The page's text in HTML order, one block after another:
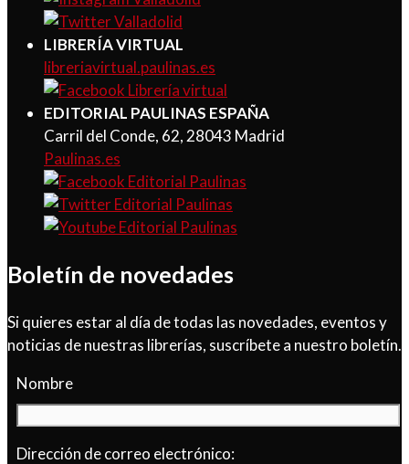
LIBRERÍA VIRTUAL
libreriavirtual.paulinas.es
EDITORIAL PAULINAS ESPAÑA
Carril del Conde, 62, 28043 Madrid
Paulinas.es
Boletín de novedades
Si quieres estar al día de todas las novedades, eventos y
noticias de nuestras librerías, suscríbete a nuestro boletín.
Nombre
Dirección de correo electrónico: